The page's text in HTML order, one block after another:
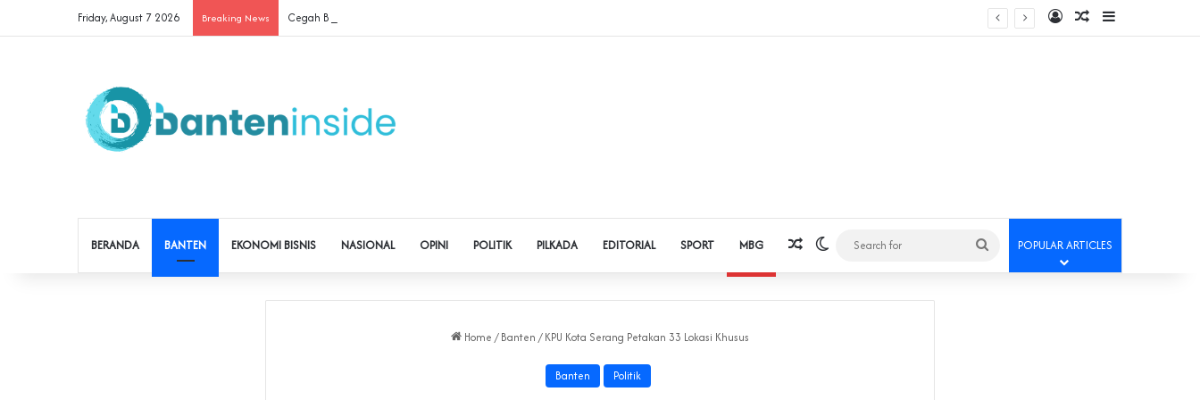
Friday, August 7 2026 Breaking News Cegah Buruh Terjerat Judol dan Pinjol, Polda Banten Gandeng SPSI Perkuat Literasi Digital Log InRandom Article
Sidebar
BERANDA BANTEN EKONOMI BISNIS NASIONAL OPINI POLITIK PILKADA EDITORIAL SPORT MBG Random Article
Switch skin
Search
for
POPULAR ARTICLES
Home / Banten / KPU Kota Serang Petakan 33 Lokasi Khusus
Banten Politik